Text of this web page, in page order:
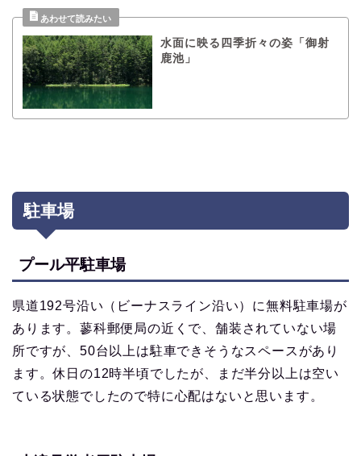
水面に映る四季折々の姿「御射
鹿池」
駐車場
プール平駐車場
県道192号沿い（ビーナスライン沿い）に無料駐車場が
あります。蓼科郵便局の近くで、舗装されていない場
所ですが、50台以上は駐車できそうなスペースがあり
ます。休日の12時半頃でしたが、まだ半分以上は空い
ている状態でしたので特に心配はないと思います。